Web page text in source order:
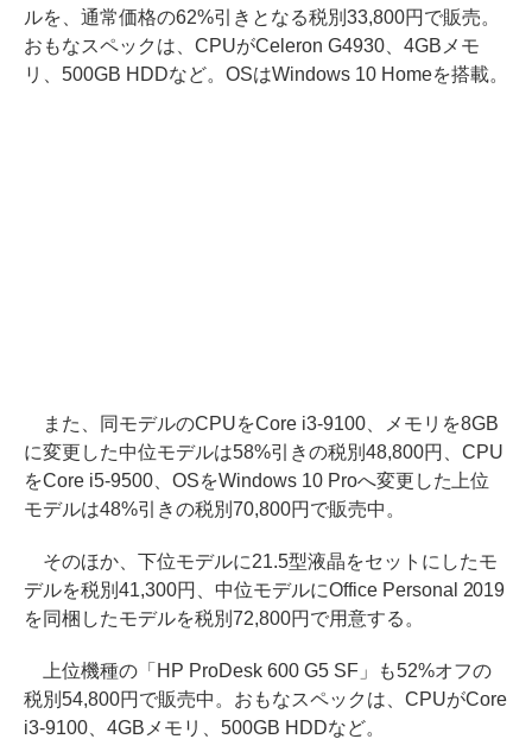
ルを、通常価格の62%引きとなる税別33,800円で販売。
おもなスペックは、CPUがCeleron G4930、4GBメモ
リ、500GB HDDなど。OSはWindows 10 Homeを搭載。
また、同モデルのCPUをCore i3-9100、メモリを8GB
に変更した中位モデルは58%引きの税別48,800円、CPU
をCore i5-9500、OSをWindows 10 Proへ変更した上位
モデルは48%引きの税別70,800円で販売中。
そのほか、下位モデルに21.5型液晶をセットにしたモ
デルを税別41,300円、中位モデルにOffice Personal 2019
を同梱したモデルを税別72,800円で用意する。
上位機種の「HP ProDesk 600 G5 SF」も52%オフの
税別54,800円で販売中。おもなスペックは、CPUがCore
i3-9100、4GBメモリ、500GB HDDなど。